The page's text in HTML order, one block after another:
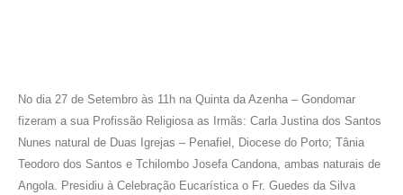
No dia 27 de Setembro às 11h na Quinta da Azenha – Gondomar
fizeram a sua Profissão Religiosa as Irmãs: Carla Justina dos Santos
Nunes natural de Duas Igrejas – Penafiel, Diocese do Porto; Tânia
Teodoro dos Santos e Tchilombo Josefa Candona, ambas naturais de
Angola. Presidiu à Celebração Eucarística o Fr. Guedes da Silva